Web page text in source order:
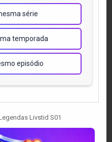
série
temporada
episódio
Livstid S01